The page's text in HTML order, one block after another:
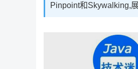
Pinpoint和Skywalking,